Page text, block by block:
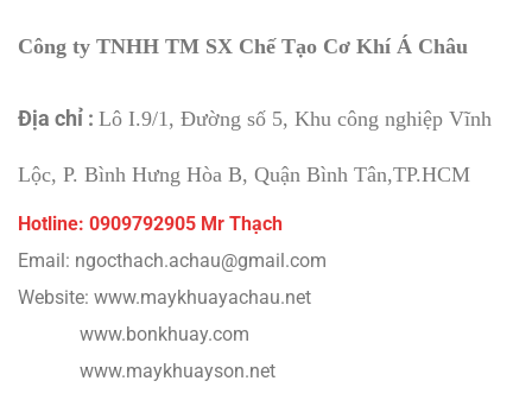
Công ty TNHH TM SX Chế Tạo Cơ Khí Á Châu
Địa chỉ : Lô I.9/1, Đường số 5, Khu công nghiệp Vĩnh
Lộc, P. Bình Hưng Hòa B, Quận Bình Tân,TP.HCM
Hotline: 0909792905 Mr Thạch
Email: ngocthach.achau@gmail.com
Website: www.maykhuayachau.net
www.bonkhuay.com
www.maykhuayson.net